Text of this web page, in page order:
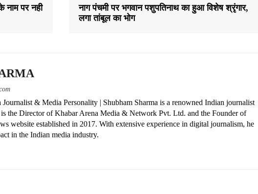
नाम पर नही
नाग पंचमी पर भगवान पशुपतिनाथ का हुआ विशेष श्रृंगार,
लगा तांबूल का भोग
Journalist & Media Personality | Shubham Sharma is a renowned Indian journalist
the Director of Khabar Arena Media & Network Pvt. Ltd. and the Founder of
website established in 2017. With extensive experience in digital journalism, he
in the Indian media industry.